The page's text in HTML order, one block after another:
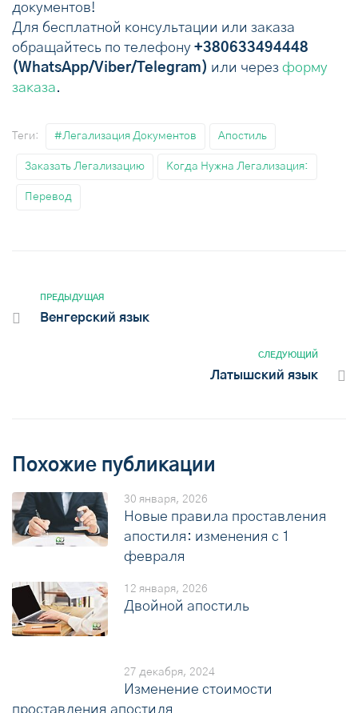
документов!
Для бесплатной консультации или заказа
обращайтесь по телефону +380633494448
(WhatsApp/Viber/Telegram) или через форму
заказа.
Теги: #легализация Документов Апостиль
Заказать Легализацию Когда Нужна Легализация:
Перевод
ПРЕДЫДУЩАЯ
Венгерский язык
СЛЕДУЮЩИЙ
Латышский язык
Похожие публикации
30 января, 2026
Новые правила проставления
апостиля: изменения с 1
февраля
12 января, 2026
Двойной апостиль
27 декабря, 2024
Изменение стоимости